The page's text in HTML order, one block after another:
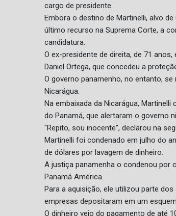
cargo de presidente.
Embora o destino de Martinelli, alvo
último recurso na Suprema Corte, a
candidatura.
O ex-presidente de direita, de 71
Daniel Ortega, que concedeu a
O governo panamenho, no entanto,
Nicarágua.
Na embaixada da Nicarágua,
do Panamá, que alertaram o governo
"Repito, sou inocente", declarou na
Martinelli foi condenado em julho do
de dólares por lavagem de dinheiro.
A justiça panamenha o condenou por
Panamá América.
Para a aquisição, ele utilizou parte
empresas depositaram em um
O dinheiro veio do pagamento de até